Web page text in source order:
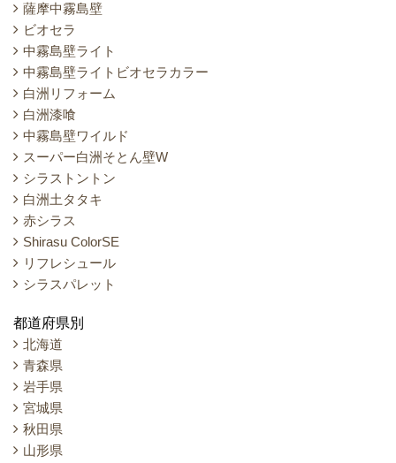
薩摩中霧島壁
ビオセラ
中霧島壁ライト
中霧島壁ライトビオセラカラー
白洲リフォーム
白洲漆喰
中霧島壁ワイルド
スーパー白洲そとん壁W
シラストントン
白洲土タタキ
赤シラス
Shirasu ColorSE
リフレシュール
シラスパレット
都道府県別
北海道
青森県
岩手県
宮城県
秋田県
山形県